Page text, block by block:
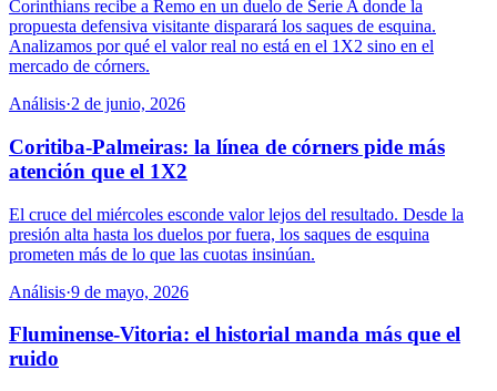
Corinthians recibe a Remo en un duelo de Serie A donde la
propuesta defensiva visitante disparará los saques de esquina.
Analizamos por qué el valor real no está en el 1X2 sino en el
mercado de córners.
Análisis·2 de junio, 2026
Coritiba-Palmeiras: la línea de córners pide más
atención que el 1X2
El cruce del miércoles esconde valor lejos del resultado. Desde la
presión alta hasta los duelos por fuera, los saques de esquina
prometen más de lo que las cuotas insinúan.
Análisis·9 de mayo, 2026
Fluminense-Vitoria: el historial manda más que el
ruido